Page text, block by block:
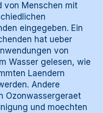
von Menschen mit
eingegeben. Ein
hat ueber
von
Wasser gelesen, wie
Laendern
Andere
Ozonwassergeraet
und moechten